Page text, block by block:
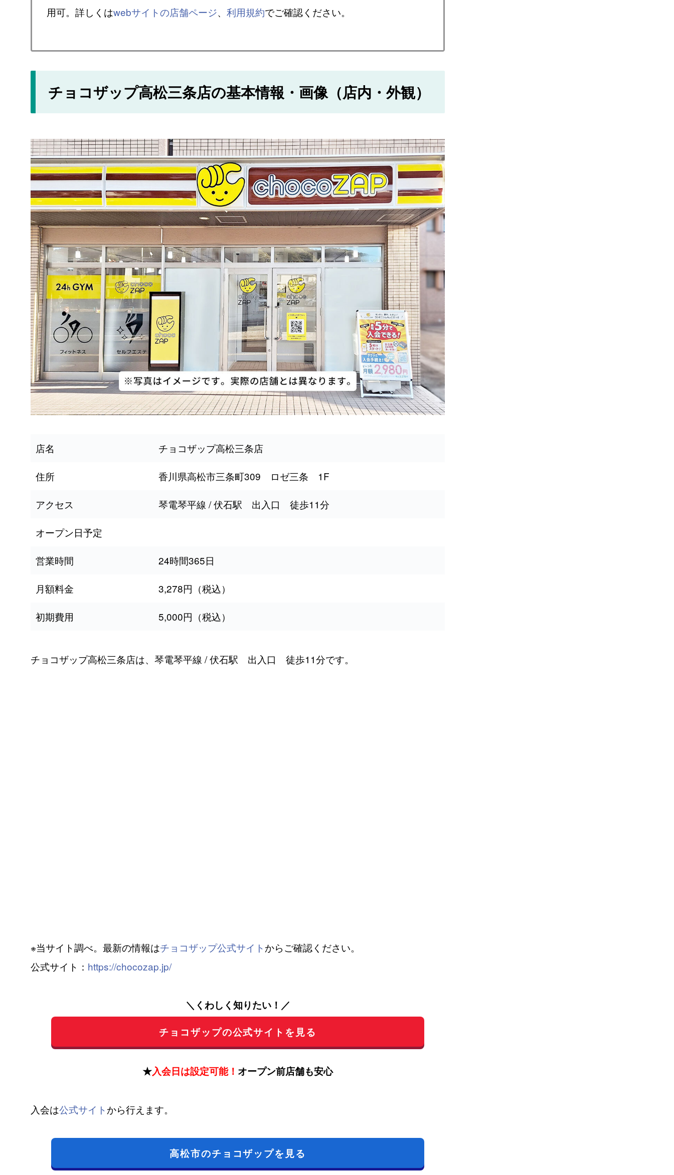
用可。詳しくはwebサイトの店舗ページ、 利用規約でご確認ください。
チョコザップ高松三条店の基本情報・画像（店内・外観）
店名 チョコザップ高松三条店
住所 香川県高松市三条町309 ロゼ三条 1F
アクセス 琴電琴平線 / 伏石駅 出入口 徒歩11分
オープン日予定
営業時間 24時間365日
月額料金 3,278円（税込）
初期費用 5,000円（税込）
チョコザップ高松三条店は、琴電琴平線 / 伏石駅 出入口 徒歩11分です。
※当サイト調べ。最新の情報はチョコザップ公式サイトからご確認ください。
公式サイト： https://chocozap.jp/
＼くわしく知りたい！／
チョコザップの公式サイトを見る
★入会日は設定可能！ オープン前店舗も安心
入会は公式サイトから行えます。
高松市のチョコザップを見る